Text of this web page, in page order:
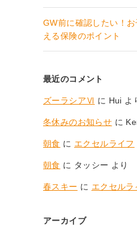
GW前に確認したい！
える保険のポイント
最近のコメント
ズーラシアⅥ に Hui よ
冬休みのお知らせ に
朝食 に エクセルライフ
朝食 に タッシー より
春スキー に エクセルラ
アーカイブ